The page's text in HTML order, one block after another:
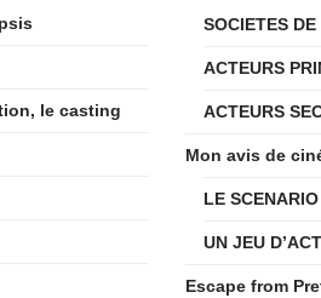
le casting
SOCIETES
ACTEURS
ACTEURS
Mon avis de
LE SCENARIO
UN JEU
Escape from